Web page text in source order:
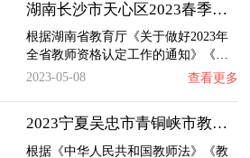
湖南长沙市天心区2023春季教师资格认定细则
根据湖南省教育厅《关于做好2023年
全省教师资格认定工作的通知》《…
2023-05-08
查看更多
2023宁夏吴忠市青铜峡市教师资格认定公告
根据《中华人民共和国教师法》《教